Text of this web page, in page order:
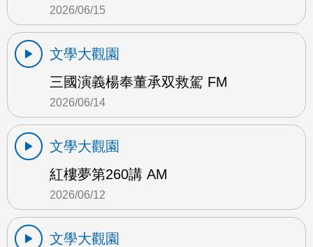
2026/06/15
文學大觀園
三國演義楊奉董承双救駕 FM
2026/06/14
文學大觀園
紅樓夢第260講 AM
2026/06/12
文學大觀園